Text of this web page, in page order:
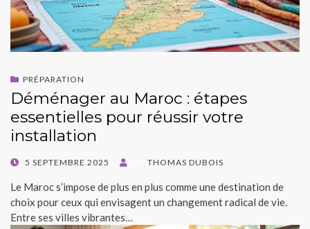
PRÉPARATION
Déménager au Maroc : étapes
essentielles pour réussir votre
installation
POSTED
5 SEPTEMBRE 2025 THOMAS DUBOIS
Le Maroc s’impose de plus en plus comme une destination de
choix pour ceux qui envisagent un changement radical de vie.
Entre ses villes vibrantes…